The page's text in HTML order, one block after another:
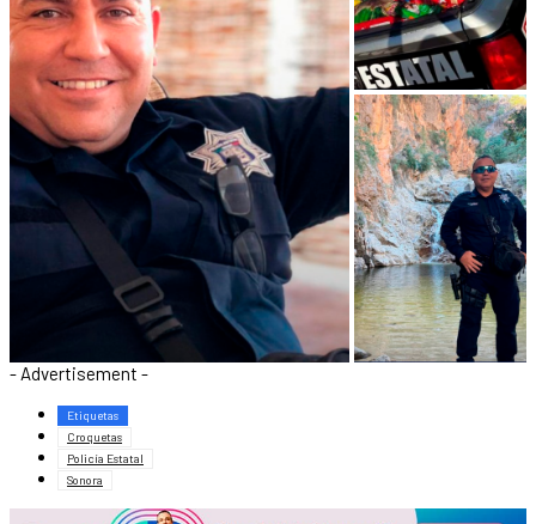
- Advertisement -
Etiquetas
Croquetas
Policía Estatal
Sonora